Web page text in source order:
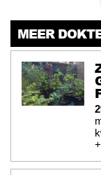
MEER